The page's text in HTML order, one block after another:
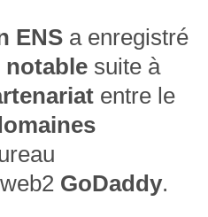
ENS a enregistré
suite à
entre le
GoDaddy.